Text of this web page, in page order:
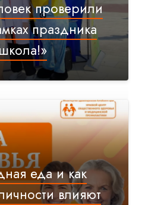
проверили
праздника
еда и как
влияют